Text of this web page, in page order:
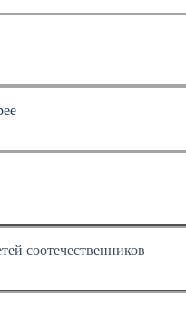
соотечественников